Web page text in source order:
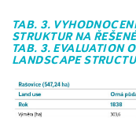
TAB. 3.
STRUKTUR NA
TAB. 3. EVALUATION
LANDSCAPE